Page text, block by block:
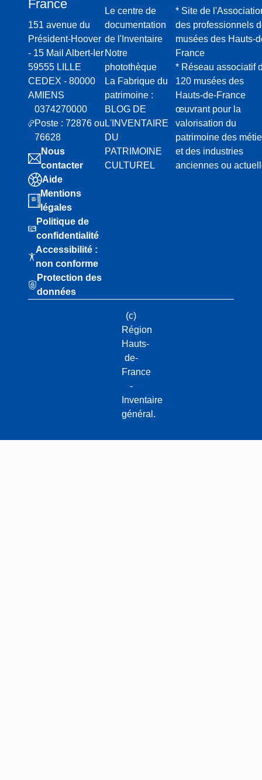
France
151 avenue du
Président-Hoover
- 15 Mail Albert-Ier
59555 LILLE
CEDEX - 80000
AMIENS
0374270000
Poste : 72876 ou
76628
Nous
contacter
Aide
Mentions
légales
Politique de
confidentialité
Accessibilité :
non conforme
Protection des
données
Le centre de
documentation
de l'Inventaire
Notre
photothèque
La Fabrique du
patrimoine :
BLOG DE
L'INVENTAIRE
DU
PATRIMOINE
CULTUREL
* Site de
des professionnels
musées des Hauts-
France
* Réseau associatif
120 musées des
Hauts-de-France
œuvrant pour la
valorisation du
patrimoine des
et des industries
anciennes ou
(c)
Région
Hauts-
de-
France
-
Inventaire
général.